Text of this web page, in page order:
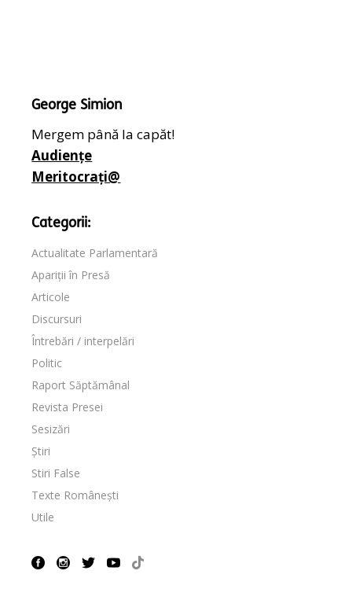
George Simion
Mergem până la capăt!
Audiențe
Meritocrați@
Categorii:
Actualitate Parlamentară
Apariții în Presă
Articole
Discursuri
Întrebări / interpelări
Politic
Raport Săptămânal
Revista Presei
Sesizări
Știri
Stiri False
Texte Românești
Utile